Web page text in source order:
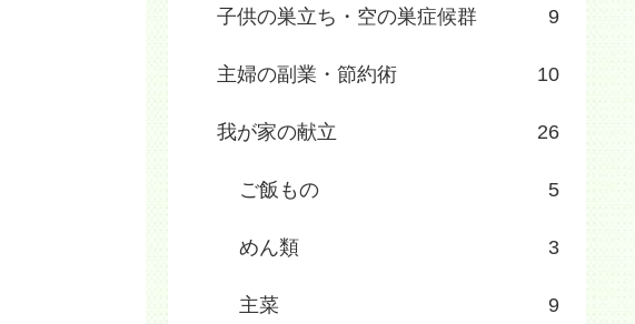
子供の巣立ち・空の巣症候群 9
主婦の副業・節約術 10
我が家の献立 26
ご飯もの 5
めん類 3
主菜 9